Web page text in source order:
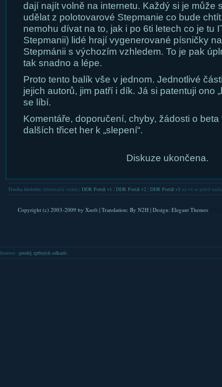
dají najít volně na internetu. Každý si je může
udělat z polotovarové Stepmanie co bude
nemohu dívat na to, jak i po 6ti letech co je tu
Stepmanii) lidé hrají vygenerované písničky
Stepmánii s výchozím vzhledem. To je pak
tak snadno a lépe.
Proto tento balík vše v jednom. Jednotlivé
jejich autorů, jim patří i dík. Já si patentuji ono
se líbí.
Komentáře, doporučení, chyby, žádosti o
dalších třicet her k „slepení“.
Diskuze ukončena.
Trocha historie: Informační stránky DDR Portál v1 DDR Portál v2| DDR Portál v3na v4 se právě
Copyright (c) 2003-2009 by Xsoft| Translation: By N2H| Design: Elegant Themes
Inzerce: (prodej zpětných odkazů )